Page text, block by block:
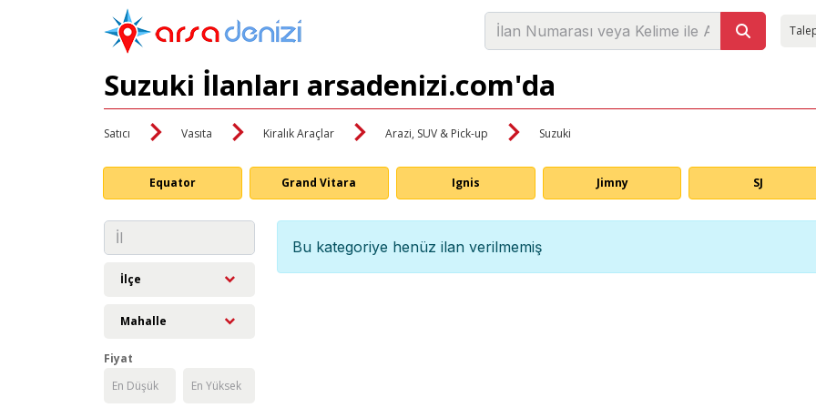
Suzuki İlanları arsadenizi.com'da
Satıcı Vasıta Kiralık Araçlar Arazi, SUV & Pick-up Suzuki
Equator Grand Vitara Ignis Jimny SJ
İlçe
Mahalle
Fiyat
Bu kategoriye henüz ilan verilmemiş